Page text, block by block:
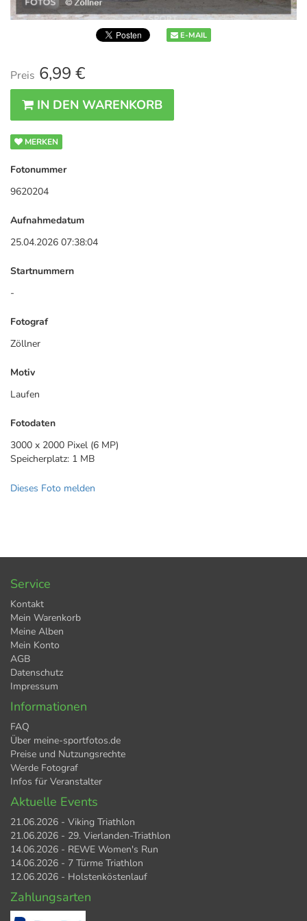
E-MAIL
Preis 6,99 €
IN DEN WARENKORB
MERKEN
Fotonummer
9620204
Aufnahmedatum
25.04.2026 07:38:04
Startnummern
-
Fotograf
Zöllner
Motiv
Laufen
Fotodaten
3000 x 2000 Pixel (6 MP)
Speicherplatz: 1 MB
Dieses Foto melden
Service
Kontakt
Mein Warenkorb
Meine Alben
Mein Konto
AGB
Datenschutz
Impressum
Informationen
FAQ
Über meine-sportfotos.de
Preise und Nutzungsrechte
Werde Fotograf
Infos für Veranstalter
Aktuelle Events
21.06.2026 - Viking Triathlon
21.06.2026 - 29. Vierlanden-Triathlon
14.06.2026 - REWE Women's Run
14.06.2026 - 7 Türme Triathlon
12.06.2026 - Holstenköstenlauf
Zahlungsarten